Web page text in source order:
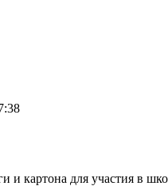
и картона для участия в